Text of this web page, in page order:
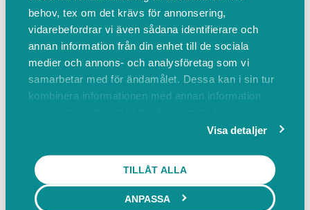
behov, tex om det krävs för annonsering,
vidarebefordrar vi även sådana identifierare och
annan information från din enhet till de sociala
medier och annons- och analysföretag som vi
samarbetar med för ändamålet. Dessa kan i sin tur
kombinera informationen med annan information
Visa detaljer
TILLÅT ALLA
ANPASSA
Salsation Dansgaraget
ÖPPNA KALENDER
Läs mer
Bokas marknadsplats
Villkor & policyer